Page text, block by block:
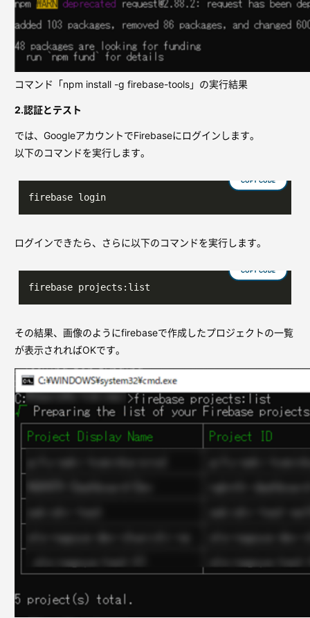
コマンド「npm install -g firebase-tools」の実行結果
2.認証とテスト
では、GoogleアカウントでFirebaseにログインします。
以下のコマンドを実行します。
COPY CODE
firebase login
ログインできたら、さらに以下のコマンドを実行します。
COPY CODE
firebase projects:list
その結果、画像のようにfirebaseで作成したプロジェクトの一覧
が表示されればOKです。